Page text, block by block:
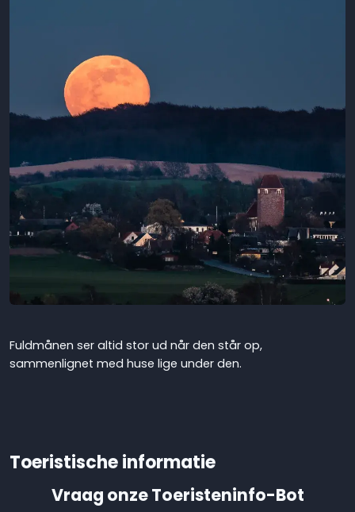
Fuldmånen ser altid stor ud når den står op,
sammenlignet med huse lige under den.
Toeristische informatie
Vraag onze Toeristeninfo-Bot